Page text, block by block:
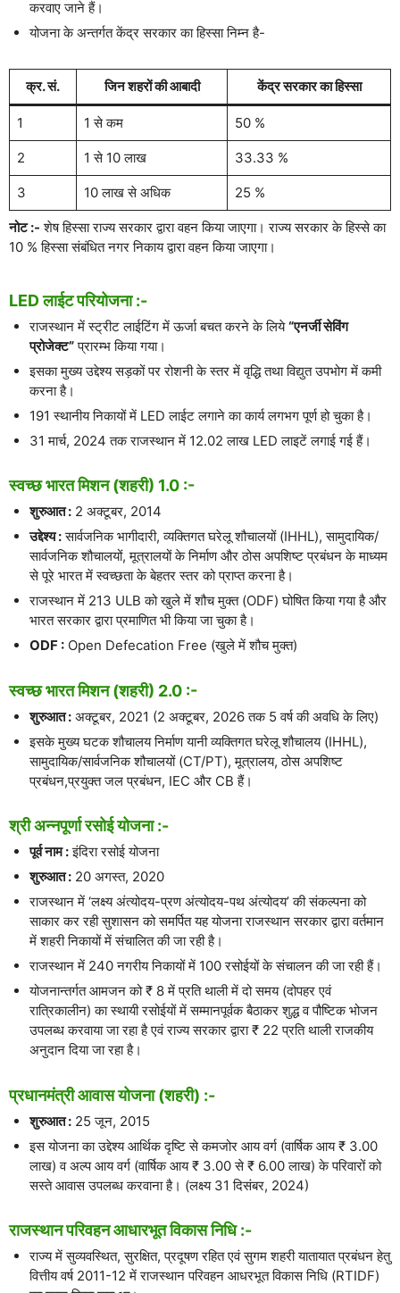
करवाए जाने हैं।
योजना के अन्तर्गत केंद्र सरकार का हिस्सा निम्न है-
क्र. सं. जिन शहरों की आबादी केंद्र सरकार का हिस्सा
1 1 से कम 50 %
2 1 से 10 लाख 33.33 %
3 10 लाख से अधिक 25 %
नोट :- शेष हिस्सा राज्य सरकार द्वारा वहन किया जाएगा। राज्य सरकार के हिस्से का
10 % हिस्सा संबंधित नगर निकाय द्वारा वहन किया जाएगा।
LED लाईट परियोजना :-
राजस्थान में स्ट्रीट लाईटिंग में ऊर्जा बचत करने के लिये“एनर्जी सेविंग
प्रोजेक्ट”प्रारम्भ किया गया।
इसका मुख्य उद्देश्य सड़कों पर रोशनी के स्तर में वृद्धि तथा विद्युत उपभोग में कमी
करना है।
191 स्थानीय निकायों में LED लाईट लगाने का कार्य लगभग पूर्ण हो चुका है।
31 मार्च, 2024 तक राजस्थान में 12.02 लाख LED लाइटें लगाई गई हैं।
स्वच्छ भारत मिशन (शहरी) 1.0 :-
शुरुआत :2 अक्टूबर, 2014
उद्देश्य :सार्वजनिक भागीदारी, व्यक्तिगत घरेलू शौचालयों (IHHL), सामुदायिक/
सार्वजनिक शौचालयों, मूत्रालयों के निर्माण और ठोस अपशिष्ट प्रबंधन के माध्यम
से पूरे भारत में स्वच्छता के बेहतर स्तर को प्राप्त करना है।
राजस्थान में 213 ULB को खुले में शौच मुक्त (ODF) घोषित किया गया है और
भारत सरकार द्वारा प्रमाणित भी किया जा चुका है।
ODF :Open Defecation Free (खुले में शौच मुक्त)
स्वच्छ भारत मिशन (शहरी) 2.0 :-
शुरुआत :अक्टूबर, 2021 (2 अक्टूबर, 2026 तक 5 वर्ष की अवधि के लिए)
इसके मुख्य घटक शौचालय निर्माण यानी व्यक्तिगत घरेलू शौचालय (IHHL),
सामुदायिक/सार्वजनिक शौचालयों (CT/PT), मूत्रालय, ठोस अपशिष्ट
प्रबंधन,प्रयुक्त जल प्रबंधन, IEC और CB हैं।
श्री अन्नपूर्णा रसोई योजना :-
पूर्व नाम :इंदिरा रसोई योजना
शुरुआत :20 अगस्त, 2020
राजस्थान में ‘लक्ष्य अंत्योदय-प्रण अंत्योदय-पथ अंत्योदय’ की संकल्पना को
साकार कर रही सुशासन को समर्पित यह योजना राजस्थान सरकार द्वारा वर्तमान
में शहरी निकायों में संचालित की जा रही है।
राजस्थान में 240 नगरीय निकायों में 100 रसोईयों के संचालन की जा रही हैं।
योजनान्तर्गत आमजन को ₹ 8 में प्रति थाली में दो समय (दोपहर एवं
रात्रिकालीन) का स्थायी रसोईयों में सम्मानपूर्वक बैठाकर शुद्ध व पौष्टिक भोजन
उपलब्ध करवाया जा रहा है एवं राज्य सरकार द्वारा ₹ 22 प्रति थाली राजकीय
अनुदान दिया जा रहा है।
प्रधानमंत्री आवास योजना (शहरी) :-
शुरुआत :25 जून, 2015
इस योजना का उद्देश्य आर्थिक दृष्टि से कमजोर आय वर्ग (वार्षिक आय ₹ 3.00
लाख) व अल्प आय वर्ग (वार्षिक आय ₹ 3.00 से ₹ 6.00 लाख) के परिवारों को
सस्ते आवास उपलब्ध करवाना है। (लक्ष्य 31 दिसंबर, 2024)
राजस्थान परिवहन आधारभूत विकास निधि :-
राज्य में सुव्यवस्थित, सुरक्षित, प्रदूषण रहित एवं सुगम शहरी यातायात प्रबंधन हेतु
वित्तीय वर्ष 2011-12 में राजस्थान परिवहन आधरभूत विकास निधि (RTIDF)